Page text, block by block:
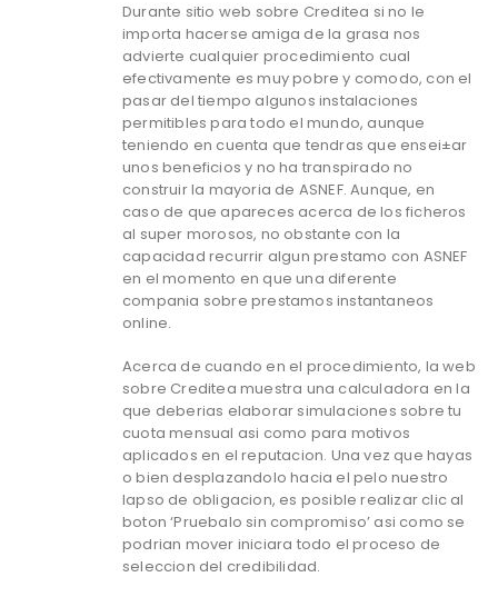
Durante sitio web sobre Creditea si no le
importa hacerse amiga de la grasa nos
advierte cualquier procedimiento cual
efectivamente es muy pobre y comodo, con el
pasar del tiempo algunos instalaciones
permitibles para todo el mundo, aunque
teniendo en cuenta que tendras que ensei±ar
unos beneficios y no ha transpirado no
construir la mayoria de ASNEF. Aunque, en
caso de que apareces acerca de los ficheros
al super morosos, no obstante con la
capacidad recurrir algun prestamo con ASNEF
en el momento en que una diferente
compania sobre prestamos instantaneos
online.
Acerca de cuando en el procedimiento, la web
sobre Creditea muestra una calculadora en la
que deberias elaborar simulaciones sobre tu
cuota mensual asi­ como para motivos
aplicados en el reputacion. Una vez que hayas
o bien desplazandolo hacia el pelo nuestro
lapso de obligacion, es posible realizar clic al
boton ‘Pruebalo sin compromiso’ asi­ como se
podri­an mover iniciara todo el proceso de
seleccion del credibilidad.